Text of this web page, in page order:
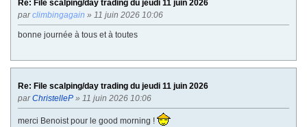
Re: File scalping/day trading du jeudi 11 juin 2026
parclimbingagain » 11 juin 2026 10:06
bonne journée à tous et à toutes
Re: File scalping/day trading du jeudi 11 juin 2026
parChristelleP » 11 juin 2026 10:06
merci Benoist pour le good morning !